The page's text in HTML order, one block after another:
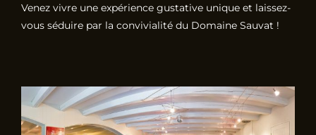
Venez vivre une expérience gustative unique et laissez-
vous séduire par la convivialité du Domaine Sauvat !